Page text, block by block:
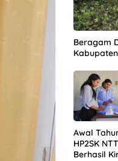
Beragam
Awal
HP2SK
Berhasil